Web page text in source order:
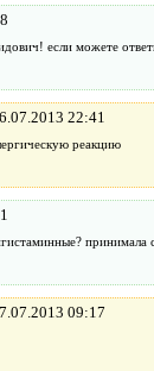
если можете
22:41
реакцию
09:17